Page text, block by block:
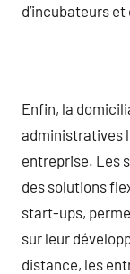
d’incubateurs
Enfin, la
administratives
entreprise. Les
des solutions
start-ups,
sur leur
distance, les